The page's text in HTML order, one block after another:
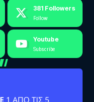
381 Followers
Follow
Youtube
Subscribe